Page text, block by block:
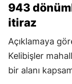
943
itiraz
Açıklamaya
Kelibişler
bir alanı